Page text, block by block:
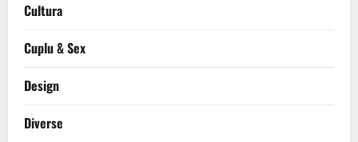
Cultura
Cuplu & Sex
Design
Diverse